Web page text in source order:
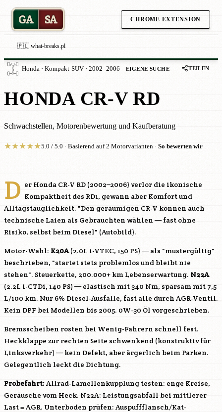
GA SA CHROME EXTENSION
🇵🇱 what-breaks.pl
Honda · Kompakt-SUV · 2002–2006 EIGENE SUCHE TEILEN
HONDA CR-V RD
Schwachstellen, Motorenbewertung und Kaufberatung
★★★★★5.0 / 5.0 · Basierend auf 2 Motorvarianten · So bewerten wir
D er Honda CR-V RD (2002–2006) verlor die ikonische
Kompaktheit des RD1, gewann aber Komfort und
Alltagstauglichkeit. "Den geräumigen CR-V können auch
technische Laien als Gebrauchten wählen — fast ohne
Risiko, selbst beim Diesel" (Autobild).
Motor-Wahl: K20A(2.0L i-VTEC, 150 PS) — als "mustergültig"
beschrieben, "startet stets problemlos und bleibt nie
stehen". Steuerkette, 200.000+ km Lebenserwartung. N22A
(2.2L i-CTDi, 140 PS) — elastisch mit 340 Nm, sparsam mit 7,5
L/100 km. Nur 6% Diesel-Ausfälle, fast alle durch AGR-Ventil.
Kein DPF bei Modellen bis 2005. 0W-30 Öl vorgeschrieben.
Bremsscheiben rosten bei Wenig-Fahrern schnell fest.
Heckklappe zur rechten Seite schwenkend (konstruktiv für
Linksverkehr) — kein Defekt, aber ärgerlich beim Parken.
Gelegentlich leckt die Dichtung.
Probefahrt:Allrad-Lamellenkupplung testen: enge Kreise,
Geräusche vom Heck. N22A: Leistungsabfall bei mittlerer
Last = AGR. Unterboden prüfen: Auspuffflansch/Kat-